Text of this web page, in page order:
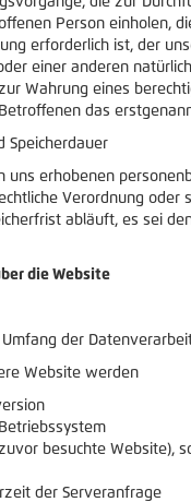
Person einholen,
erforderlich ist, der
einer anderen
Wahrung eines
das
Speicherdauer
uns erhobenen
Verordnung
abläuft, es sei
die Website
der
Website werden
besuchte Website),
der Serveranfrage